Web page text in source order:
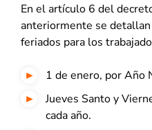
En el artículo 6 del
anteriormente se
feriados para los
1 de enero, por Año
Jueves Santo y
cada año.